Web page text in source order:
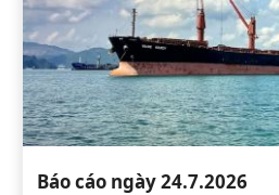
Báo cáo ngày 24.7.2026